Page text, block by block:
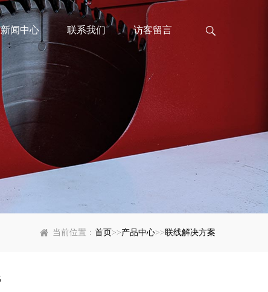
新闻中心 联系我们 访客留言
当前位置： 首页>>产品中心>>联线解决方案